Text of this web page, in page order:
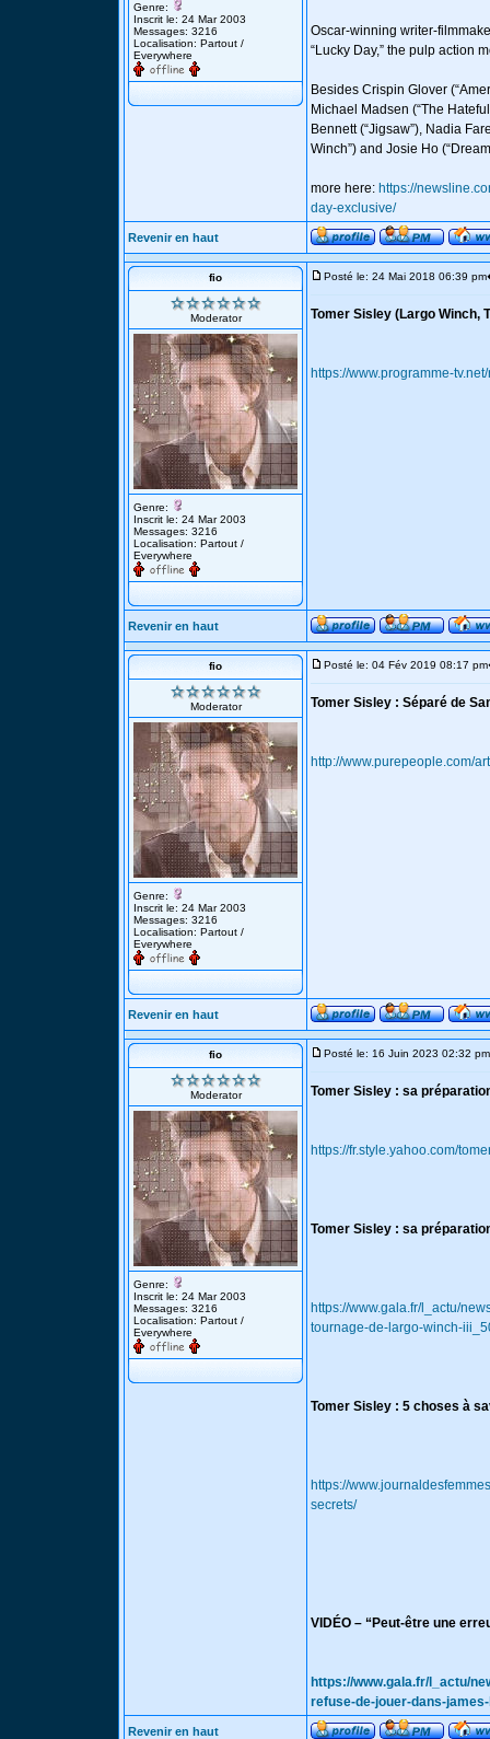
Genre:
Inscrit le: 24 Mar 2003
Messages: 3216
Localisation: Partout /
Everywhere
Oscar-winning writer-
“Lucky Day,” the pulp action
Besides Crispin Glover
Michael Madsen (“The
Bennett (“Jigsaw”), Nadia
Winch”) and Josie Ho
more here: https://
day-exclusive/
Revenir en haut
fio
Moderator
Genre:
Inscrit le: 24 Mar 2003
Messages: 3216
Localisation: Partout /
Everywhere
Posté le: 24 Mai 2018 06:39 pm
Tomer Sisley (Largo Winch,
https://www.programme-
Revenir en haut
fio
Moderator
Genre:
Inscrit le: 24 Mar 2003
Messages: 3216
Localisation: Partout /
Everywhere
Posté le: 04 Fév 2019 08:17 pm
Tomer Sisley : Séparé de
http://www.purepeople.com/
Revenir en haut
fio
Moderator
Genre:
Inscrit le: 24 Mar 2003
Messages: 3216
Localisation: Partout /
Everywhere
Posté le: 16 Juin 2023 02:32 pm
Tomer Sisley : sa
https://fr.style.yahoo.com/
Tomer Sisley : sa
https://www.gala.fr/l_actu/
tournage-de-largo-winch-
Tomer Sisley : 5 choses à
https://
secrets/
VIDÉO – “Peut-être une
https://www.gala.fr/l_actu/
refuse-de-jouer-dans-
Revenir en haut